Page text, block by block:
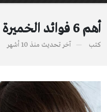
أهم 6 فوائد الخميرة للشعر الجاف
كتب آخر تحديث منذ 10 أشهر